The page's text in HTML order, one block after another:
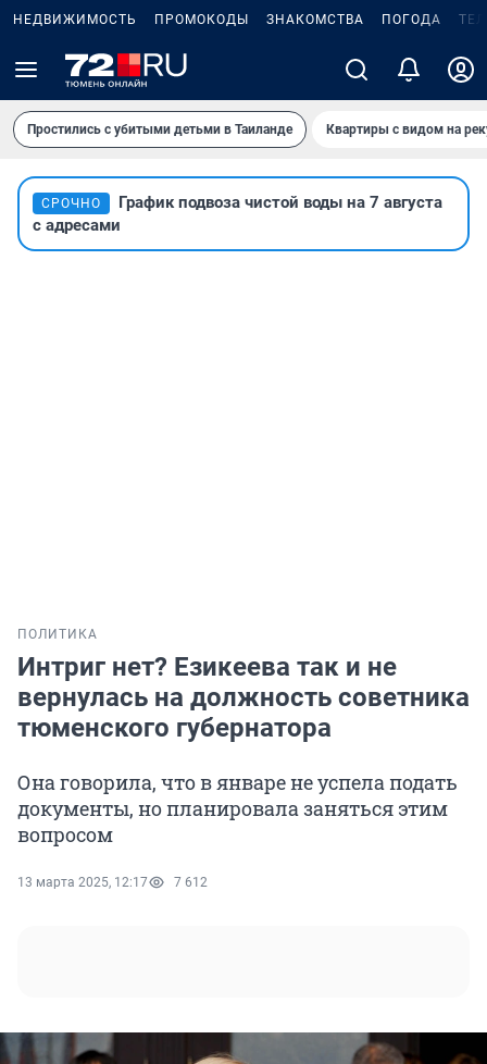
НЕДВИЖИМОСТЬ ПРОМОКОДЫ ЗНАКОМСТВА ПОГОДА
Простились с убитыми детьми в Таиланде Квартиры с видом на
СРОЧНО
График подвоза чистой воды на 7 августа
с адресами
ПОЛИТИКА
Интриг нет? Езикеева так и не
вернулась на должность советника
тюменского губернатора
Она говорила, что в январе не успела подать
документы, но планировала заняться этим
вопросом
13 марта 2025, 12:17 7 612